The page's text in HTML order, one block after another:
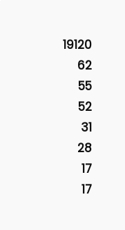
19120
62
55
52
31
28
17
17